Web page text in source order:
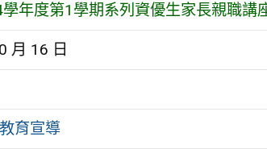
年度第1學期系列資優生家長親職講
月 16 日
教育宣導